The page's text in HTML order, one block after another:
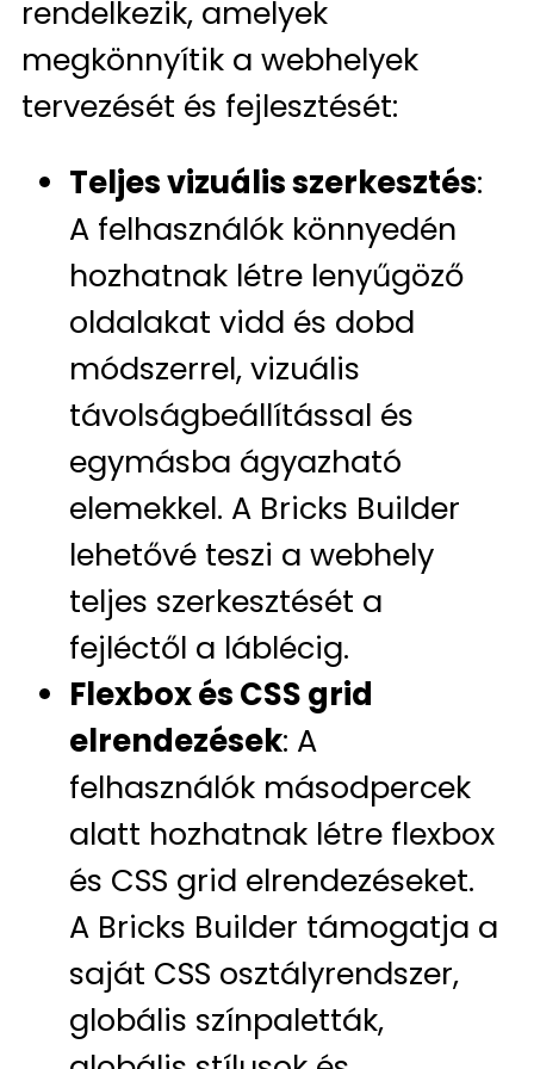
rendelkezik, amelyek
megkönnyítik a webhelyek
tervezését és fejlesztését:
Teljes vizuális szerkesztés:
A felhasználók könnyedén
hozhatnak létre lenyűgöző
oldalakat vidd és dobd
módszerrel, vizuális
távolságbeállítással és
egymásba ágyazható
elemekkel. A Bricks Builder
lehetővé teszi a webhely
teljes szerkesztését a
fejléctől a láblécig.
Flexbox és CSS grid
elrendezések: A
felhasználók másodpercek
alatt hozhatnak létre flexbox
és CSS grid elrendezéseket.
A Bricks Builder támogatja a
saját CSS osztályrendszer,
globális színpaletták,